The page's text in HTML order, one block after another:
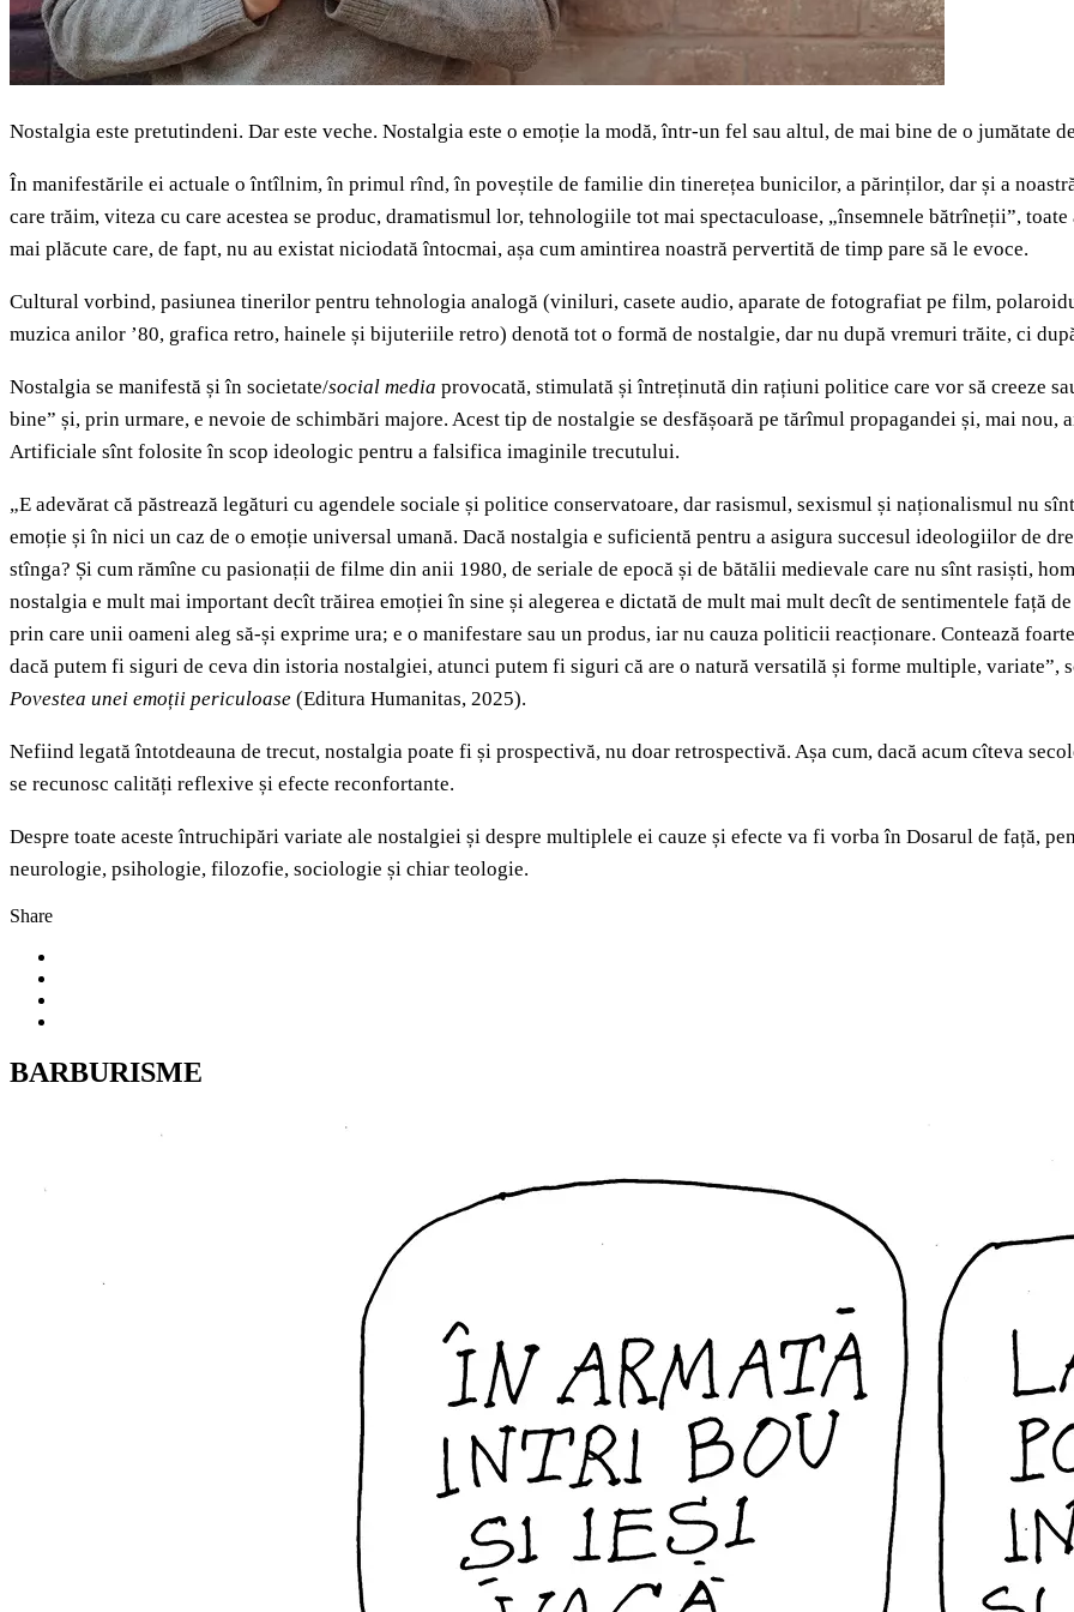
Nostalgia este pretutindeni. Dar este veche. Nostalgia este o emoție la modă, într-un fel sau altul, de mai bine de o jumătate
În manifestările ei actuale o întîlnim, în primul rînd, în poveștile de familie din tinerețea bunicilor, a părinților, dar și a
care trăim, viteza cu care acestea se produc, dramatismul lor, tehnologiile tot mai spectaculoase, „însemnele bătrîneții”,
mai plăcute care, de fapt, nu au existat niciodată întocmai, așa cum amintirea noastră pervertită de timp pare să le evoce.
Cultural vorbind, pasiunea tinerilor pentru tehnologia analogă (viniluri, casete audio, aparate de fotografiat pe film,
muzica anilor ’80, grafica retro, hainele și bijuteriile retro) denotă tot o formă de nostalgie, dar nu după vremuri trăite, ci
Nostalgia se manifestă și în societate/social media provocată, stimulată și întreținută din rațiuni politice care vor să creeze
bine” și, prin urmare, e nevoie de schimbări majore. Acest tip de nostalgie se desfășoară pe tărîmul propagandei și, mai
Artificiale sînt folosite în scop ideologic pentru a falsifica imaginile trecutului.
„E adevărat că păstrează legături cu agendele sociale și politice conservatoare, dar rasismul, sexismul și naționalismul nu
emoție și în nici un caz de o emoție universal umană. Dacă nostalgia e suficientă pentru a asigura succesul ideologiilor de
stînga? Și cum rămîne cu pasionații de filme din anii 1980, de seriale de epocă și de bătălii medievale care nu sînt rasiști,
nostalgia e mult mai important decît trăirea emoției în sine și alegerea e dictată de mult mai mult decît de sentimentele față
prin care unii oameni aleg să‑și exprime ura; e o manifestare sau un produs, iar nu cauza politicii reacționare. Contează
dacă putem fi siguri de ceva din istoria nostalgiei, atunci putem fi siguri că are o natură versatilă și forme multiple, variate”,
Povestea unei emoții periculoase (Editura Humanitas, 2025).
Nefiind legată întotdeauna de trecut, nostalgia poate fi și prospectivă, nu doar retrospectivă. Așa cum, dacă acum cîteva
se recunosc calități reflexive și efecte reconfortante.
Despre toate aceste întruchipări variate ale nostalgiei și despre multiplele ei cauze și efecte va fi vorba în Dosarul de față,
neurologie, psihologie, filozofie, sociologie și chiar teologie.
Share
BARBURISME